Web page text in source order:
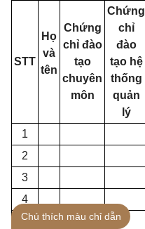
STT
Họ
và
tên
Chứng
chỉ đào
tạo
chuyên
môn
Chứng
chỉ
đào
tạo hệ
thống
quản
lý
1
2
3
4
5
Chú thích màu chỉ dẫn